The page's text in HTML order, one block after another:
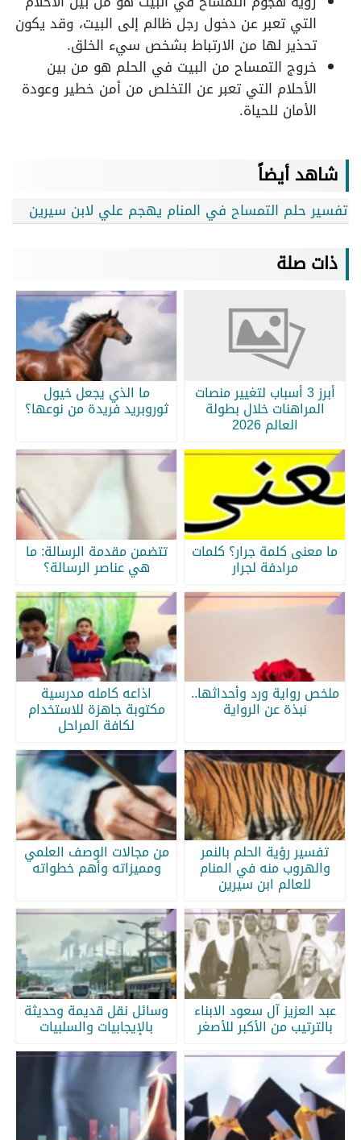
التي تعبر عن دخول رجل ظالم إلى البيت، وقد يكون
تحذير لها من الارتباط بشخص سيء الخلق.
خروج التمساح من البيت في الحلم هو من بين
الأحلام التي تعبر عن التخلص من أمن خطير وعودة
الأمان للحياة.
شاهد أيضاً
تفسير حلم التمساح في المنام يهجم علي لابن سيرين
ذات صلة
أبرز 3 أسباب لتغيير منصات
المراهنات خلال بطولة
العالم 2026
ما الذي يجعل خيول
ثوروبريد فريدة من نوعها؟
ما معنى كلمة جرار؟ كلمات
مرادفة لجرار
تتضمن مقدمة الرسالة: ما
هي عناصر الرسالة؟
ملخص رواية ورد وأحداثها..
نبذة عن الرواية
اذاعه كامله مدرسية
مكتوبة جاهزة للاستخدام
لكافة المراحل
تفسير رؤية الحلم بالنمر
والهروب منه في المنام
للعالم ابن سيرين
من مجالات الوصف العلمي
ومميزاته وأهم خطواته
عبد العزيز آل سعود الابناء
بالترتيب من الأكبر للأصغر
وسائل نقل قديمة وحديثة
بالإيجابيات والسلبيات